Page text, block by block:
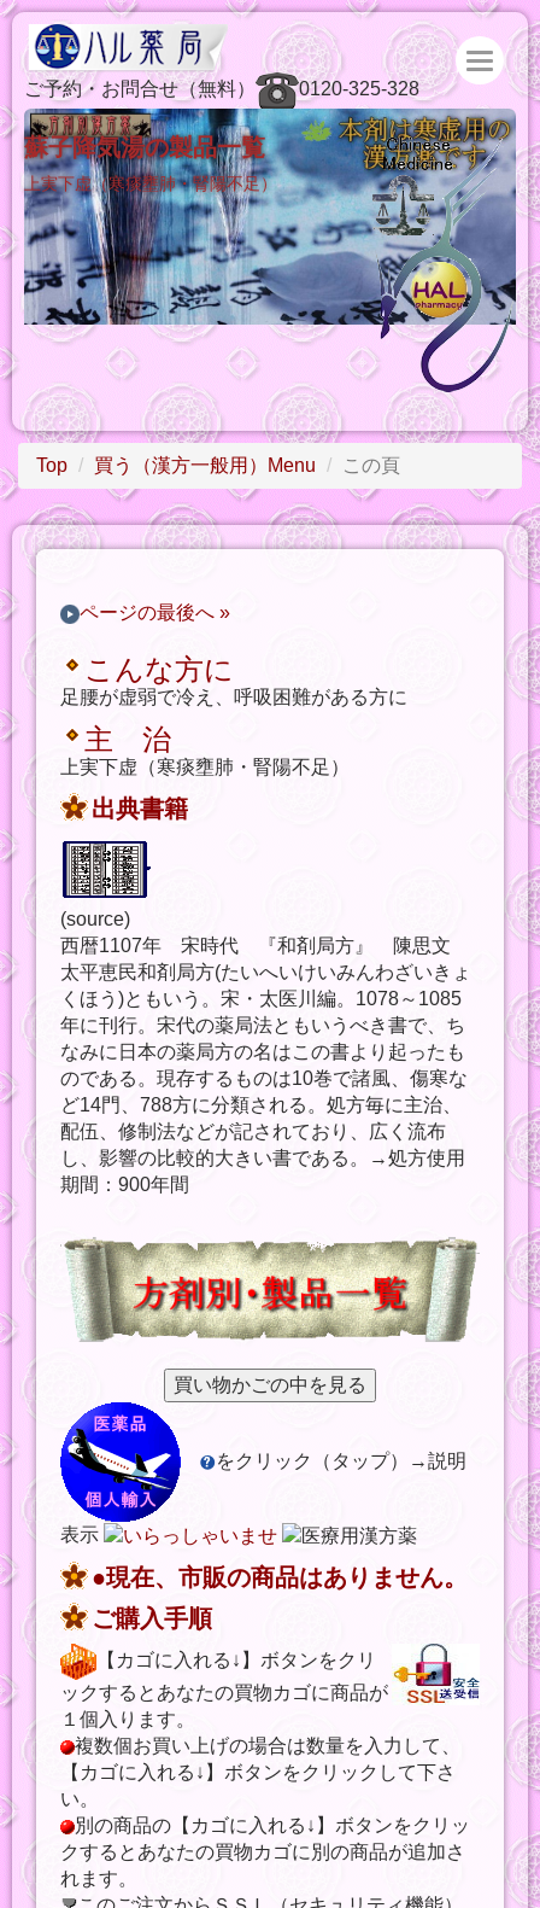
ご予約・お問合せ（無料） 0120-325-328
蘇子降気湯の製品一覧
上実下虚（寒痰壅肺・腎陽不足）
Top 買う（漢方一般用）Menu この頁
ページの最後へ »
こんな方に
足腰が虚弱で冷え、呼吸困難がある方に
主 治
上実下虚（寒痰壅肺・腎陽不足）
出典書籍
(source)
西暦1107年 宋時代 『和剤局方』 陳思文
太平恵民和剤局方(たいへいけいみんわざいきょ
くほう)ともいう。宋・太医川編。1078～1085
年に刊行。宋代の薬局法ともいうべき書で、ち
なみに日本の薬局方の名はこの書より起ったも
のである。現存するものは10巻で諸風、傷寒な
ど14門、788方に分類される。処方毎に主治、
配伍、修制法などが記されており、広く流布
し、影響の比較的大きい書である。→処方使用
期間：900年間
をクリック（タップ）→説明
表示
●現在、市販の商品はありません。
ご購入手順
【カゴに入れる↓】ボタンをクリ
ックするとあなたの買物カゴに商品が
１個入ります。
複数個お買い上げの場合は数量を入力して、
【カゴに入れる↓】ボタンをクリックして下さ
い。
別の商品の【カゴに入れる↓】ボタンをクリッ
クするとあなたの買物カゴに別の商品が追加さ
れます。